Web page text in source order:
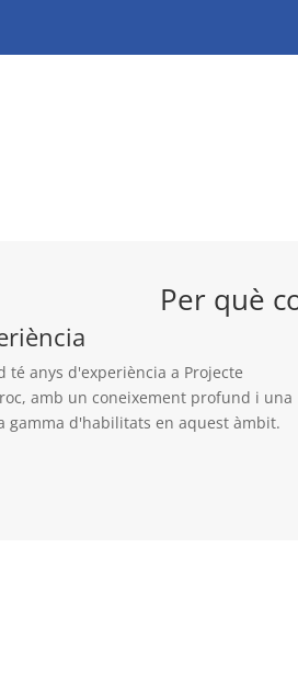
Per què
té anys d'experiència a Projecte
amb un coneixement profund i una
gamma d'habilitats en aquest àmbit.